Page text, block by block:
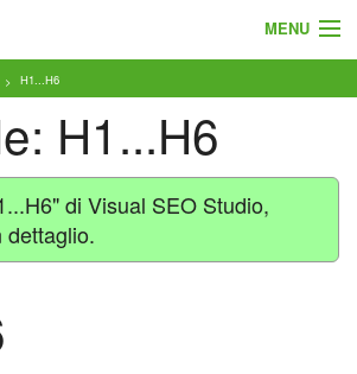
MENU
H1...H6
H1...H6
di Visual SEO Studio,
dettaglio.